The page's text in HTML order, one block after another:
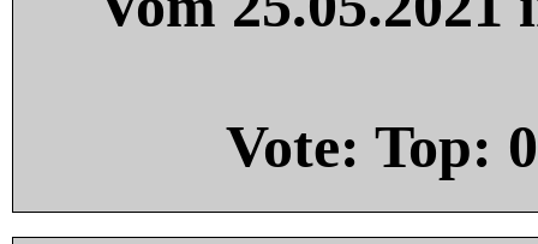
Vote: Top: 0